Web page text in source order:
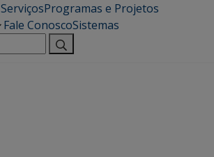
ServiçosProgramas e Projetos
Fale ConoscoSistemas